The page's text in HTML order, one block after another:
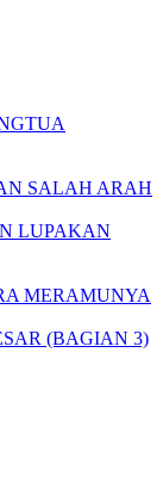
SALAH ARAH
LUPAKAN
MERAMUNYA
(BAGIAN 3)